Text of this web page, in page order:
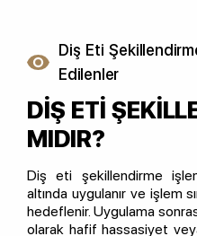
Diş Eti
Edilenler
DIŞ ETI
MIDIR?
Diş eti şekillendirme
altında uygulanır ve işlem
hedeflenir. Uygulama
olarak hafif hassasiyet